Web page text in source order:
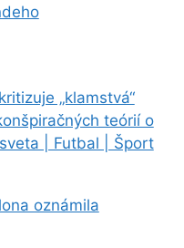
„klamstvá“
teórií o
| Futbal | Šport
oznámila